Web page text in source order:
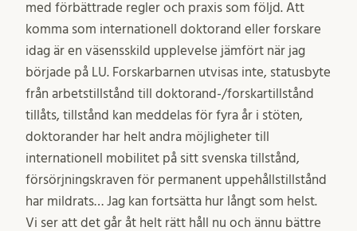
med förbättrade regler och praxis som följd. Att
komma som internationell doktorand eller forskare
idag är en väsensskild upplevelse jämfört när jag
började på LU. Forskarbarnen utvisas inte, statusbyte
från arbetstillstånd till doktorand-/forskartillstånd
tillåts, tillstånd kan meddelas för fyra år i stöten,
doktorander har helt andra möjligheter till
internationell mobilitet på sitt svenska tillstånd,
försörjningskraven för permanent uppehållstillstånd
har mildrats… Jag kan fortsätta hur långt som helst.
Vi ser att det går åt helt rätt håll nu och ännu bättre